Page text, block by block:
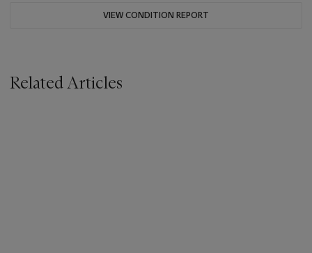
VIEW CONDITION REPORT
Related Articles